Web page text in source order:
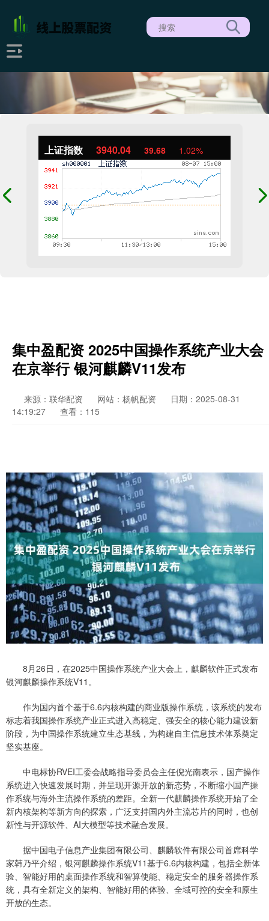
上证指数 3940.04 39.68 1.02%
集中盈配资 2025中国操作系统产业大会
在京举行 银河麒麟V11发布
来源：联华配资 网站：杨帆配资
日期：2025-08-31
14:19:27
查看：115
8月26日，在2025中国操作系统产业大会上，麒麟软件正式发布
银河麒麟操作系统V11。
作为国内首个基于6.6内核构建的商业版操作系统，该系统的发布
标志着我国操作系统产业正式进入高稳定、强安全的核心能力建设新
阶段，为中国操作系统建立生态基线，为构建自主信息技术体系奠定
坚实基座。
中电标协RVEI工委会战略指导委员会主任倪光南表示，国产操作
系统进入快速发展时期，并呈现开源开放的新态势，不断缩小国产操
作系统与海外主流操作系统的差距。全新一代麒麟操作系统开始了全
新内核架构等新方向的探索，广泛支持国内外主流芯片的同时，也创
新性与开源软件、AI大模型等技术融合发展。
据中国电子信息产业集团有限公司、麒麟软件有限公司首席科学
家韩乃平介绍，银河麒麟操作系统V11基于6.6内核构建，包括全新体
验、智能好用的桌面操作系统和智算使能、稳定安全的服务器操作系
统，具有全新定义的架构、智能好用的体验、全域可控的安全和原生
开放的生态。